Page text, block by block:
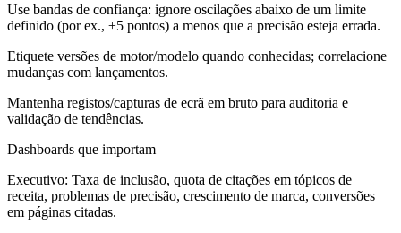
Use bandas de confiança: ignore oscilações abaixo de um limite
definido (por ex., ±5 pontos) a menos que a precisão esteja errada.
Etiquete versões de motor/modelo quando conhecidas; correlacione
mudanças com lançamentos.
Mantenha registos/capturas de ecrã em bruto para auditoria e
validação de tendências.
Dashboards que importam
Executivo: Taxa de inclusão, quota de citações em tópicos de
receita, problemas de precisão, crescimento de marca, conversões
em páginas citadas.